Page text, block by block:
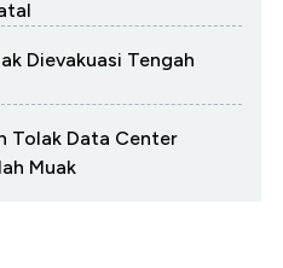
Dievakuasi Tengah
Tolak Data Center
Muak